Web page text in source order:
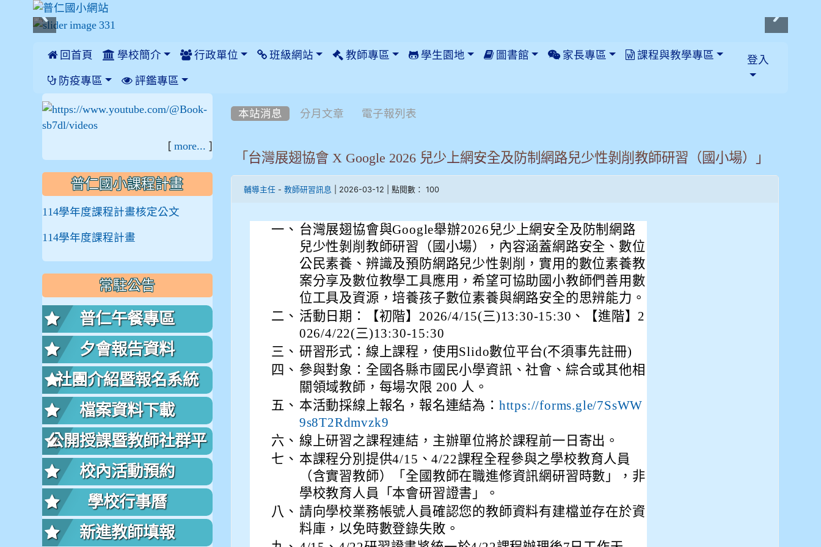
 回首頁 學校簡介 行政單位 班級網站 教師專區 學生園地 圖書館 家長專區 課程與教學專區
防疫專區 評鑑專區
登入
本站消息 分月文章 電子報列表
「台灣展翅協會 X Google 2026 兒少上網安全及防制網路兒少性剝削教師研習（國小場）」
輔導主任- 教師研習訊息 | 2026-03-12 | 點閱數： 100
一、 台灣展翅協會與Google舉辦2026兒少上網安全及防制網路
兒少性剝削教師研習（國小場），內容涵蓋網路安全、數位
公民素養、辨識及預防網路兒少性剝削，實用的數位素養教
案分享及數位教學工具應用，希望可協助國小教師們善用數
位工具及資源，培養孩子數位素養與網路安全的思辨能力。
二、 活動日期：【初階】2026/4/15(三)13:30-15:30、【進階】2
026/4/22(三)13:30-15:30
三、 研習形式：線上課程，使用Slido數位平台(不須事先註冊)
四、 參與對象：全國各縣市國民小學資訊、社會、綜合或其他相
關領域教師，每場次限 200 人。
五、 本活動採線上報名，報名連結為： https://forms.gle/7SsWW
9s8T2Rdmvzk9
六、 線上研習之課程連結，主辦單位將於課程前一日寄出。
七、 本課程分別提供4/15、4/22課程全程參與之學校教育人員
（含實習教師）「全國教師在職進修資訊網研習時數」，非
學校教育人員「本會研習證書」。
八、 請向學校業務帳號人員確認您的教師資料有建檔並存在於資
料庫，以免時數登錄失敗。
[ more... ]
普仁國小課程計畫
114學年度課程計畫核定公文
114學年度課程計畫
常駐公告
普仁午餐專區
夕會報告資料
社團介紹暨報名系統
檔案資料下載
公開授課暨教師社群平
台
校內活動預約
學校行事曆
新進教師填報